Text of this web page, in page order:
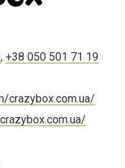
, +38 050 501 71 19
crazybox.com.ua/